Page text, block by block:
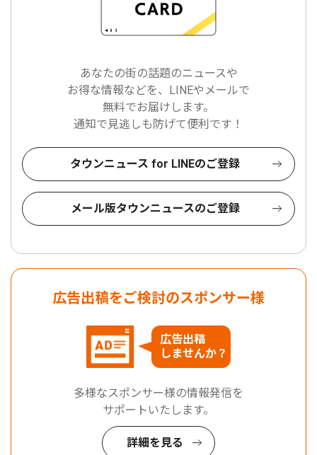
あなたの街の話題のニュースや
お得な情報などを、LINEやメールで
無料でお届けします。
通知で見逃しも防げて便利です！
タウンニュース for LINEのご登録
メール版タウンニュースのご登録
広告出稿をご検討のスポンサー様
広告出稿
しませんか？
多様なスポンサー様の情報発信を
サポートいたします。
詳細を見る